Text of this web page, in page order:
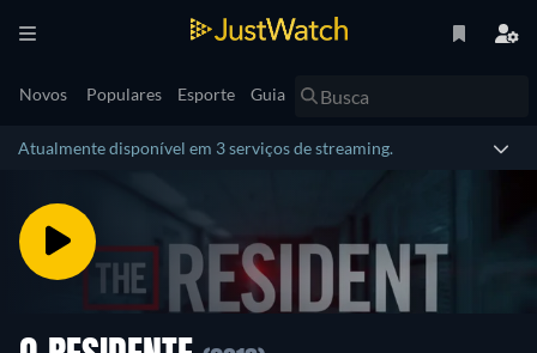
Novos Populares Esporte Guia
Atualmente disponível em 3 serviços de streaming.